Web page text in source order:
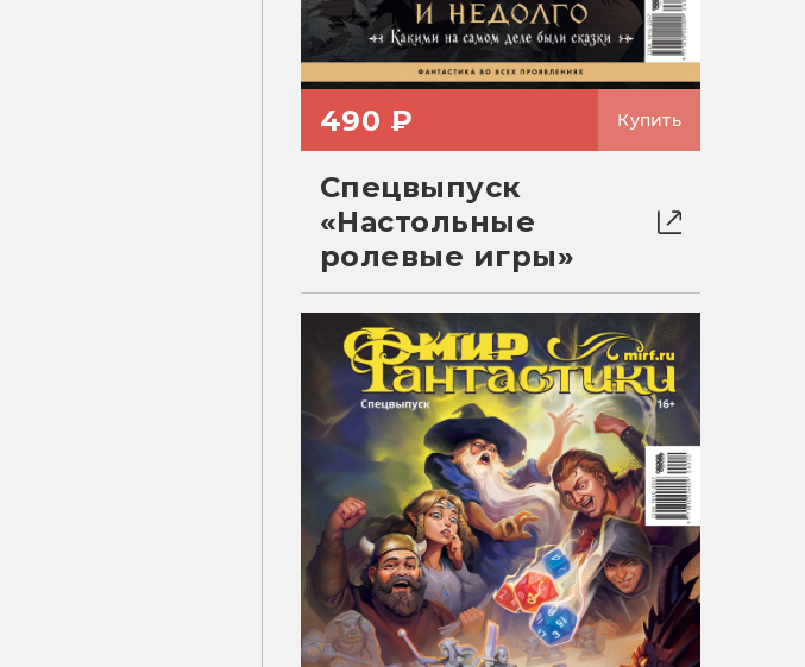
490 ₽ Купить
Спецвыпуск
«Настольные
ролевые игры»